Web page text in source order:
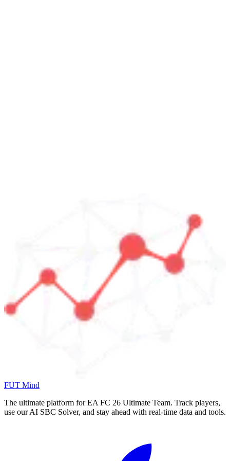
FUT Mind
The ultimate platform for EA FC 26 Ultimate Team. Track players,
use our AI SBC Solver, and stay ahead with real-time data and tools.